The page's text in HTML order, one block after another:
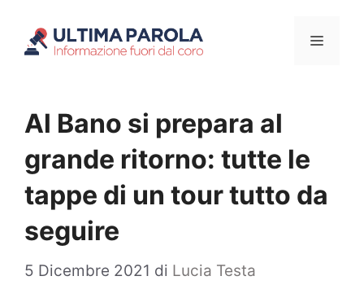
Menu
Al Bano si prepara al
grande ritorno: tutte le
tappe di un tour tutto da
seguire
5 Dicembre 2021 di Lucia Testa